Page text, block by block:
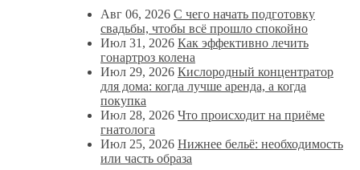
Авг 06, 2026 С чего начать подготовку
свадьбы, чтобы всё прошло спокойно
Июл 31, 2026 Как эффективно лечить
гонартроз колена
Июл 29, 2026 Кислородный концентратор
для дома: когда лучше аренда, а когда
покупка
Июл 28, 2026 Что происходит на приёме
гнатолога
Июл 25, 2026 Нижнее бельё: необходимость
или часть образа